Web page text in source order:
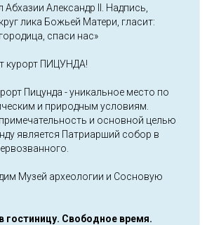
Абхазии Александр II. Надпись,
лика Божьей Матери, гласит:
спаси нас»
курорт ПИЦУНДА!
Пицунда - уникальное место по
и природным условиям.
и основной целью
является Патриарший собор в
Музей археологии и Сосновую
гостиницу. Свободное время.